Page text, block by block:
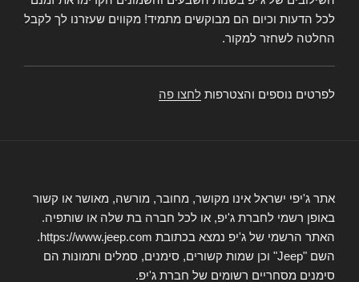
לכל הדעות וכיום הם מבוקשים מתמיד! מקווים שעזרנו לך לקבל
החלטה לשחזר למקור.
לפרטים נוספים והצטרפות לחצו פה
אתר ג'יפי ישראל אינו מקושר, מחובר, מורשה, מאושר או קשור
באופן רשמי לחברת ג'יפ, או לכל חברה בת שלה או שותפיה.
האתר הרשמי של ג'יפ נמצא בכתובת https://www.jeep.com.
השם "Jeep" וכן שמות קשורים, סימנים, סמלים ותמונות הם
סימנים מסחריים רשומים של חברת ג'יפ.